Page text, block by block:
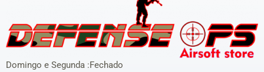
Domingo e Segunda :Fechado